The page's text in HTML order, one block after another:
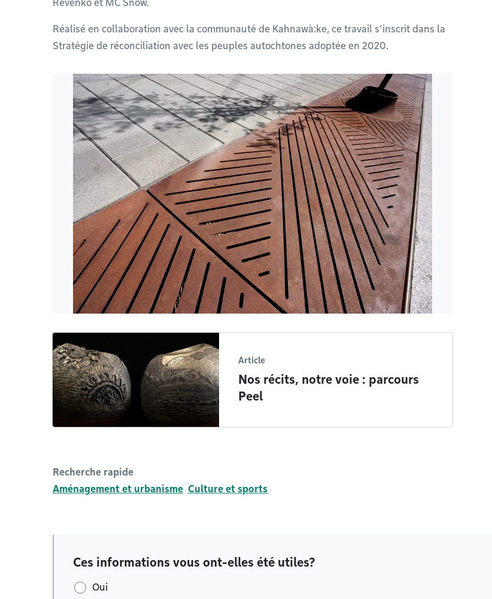
Revenko et MC Snow.
Réalisé en collaboration avec la communauté de Kahnawà:ke, ce travail s’inscrit dans la
Stratégie de réconciliation avec les peuples autochtones adoptée en 2020.
Article
Nos récits, notre voie : parcours
Peel
Recherche rapide
Aménagement et urbanisme Culture et sports
Ces informations vous ont-elles été utiles?
Oui